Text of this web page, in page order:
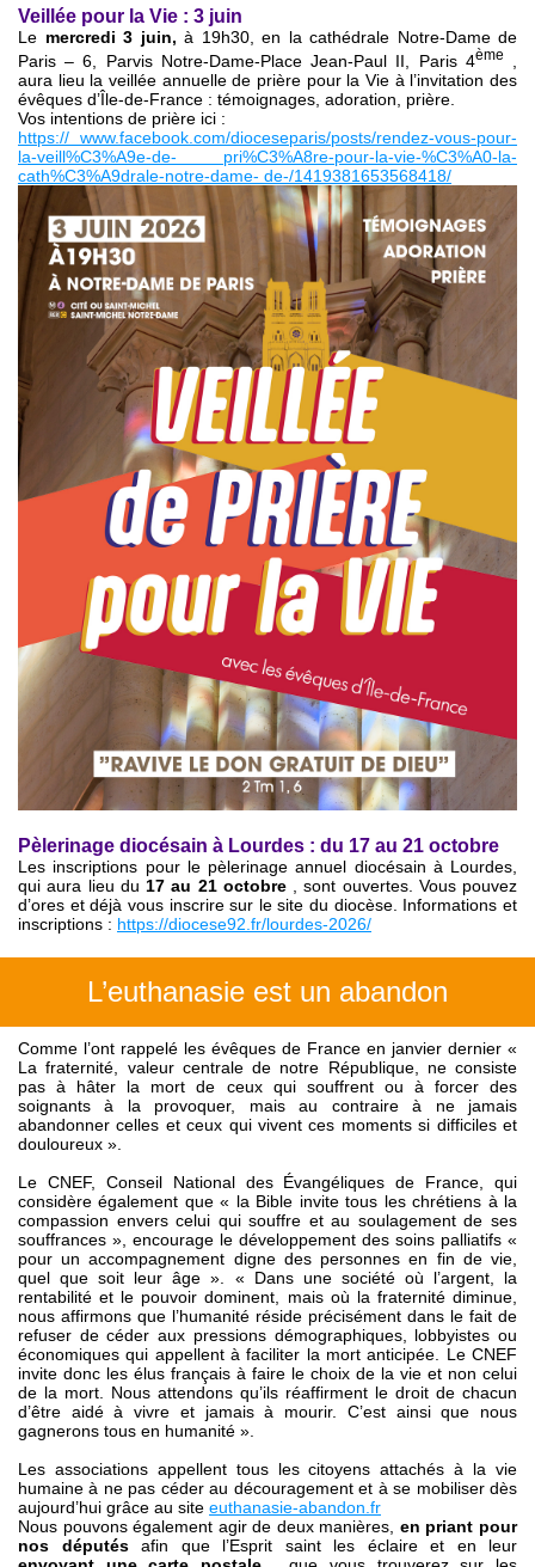
Veillée pour la Vie : 3 juin
Le mercredi 3 juin, à 19h30, en la cathédrale Notre-Dame de
Paris – 6, Parvis Notre-Dame-Place Jean-Paul II, Paris 4ème
aura lieu la veillée annuelle de prière pour la Vie à l’invitation des
évêques d’Île-de-France : témoignages, adoration, prière.
Vos intentions de prière ici :
https:// www.facebook.com/dioceseparis/posts/rendez-vous-pour-
la-veill%C3%A9e-de- pri%C3%A8re-pour-la-vie-%C3%A0-la-
cath%C3%A9drale-notre-dame- de-/1419381653568418/
Pèlerinage diocésain à Lourdes : du 17 au 21 octobre
Les inscriptions pour le pèlerinage annuel diocésain à Lourdes,
qui aura lieu du 17 au 21 octobre, sont ouvertes. Vous pouvez
d’ores et déjà vous inscrire sur le site du diocèse. Informations et
inscriptions : https://diocese92.fr/lourdes-2026/
L’euthanasie est un abandon
Comme l’ont rappelé les évêques de France en janvier dernier «
La fraternité, valeur centrale de notre République, ne consiste
pas à hâter la mort de ceux qui souffrent ou à forcer des
soignants à la provoquer, mais au contraire à ne jamais
abandonner celles et ceux qui vivent ces moments si difficiles et
douloureux ».
Le CNEF, Conseil National des Évangéliques de France, qui
considère également que « la Bible invite tous les chrétiens à la
compassion envers celui qui souffre et au soulagement de ses
souffrances », encourage le développement des soins palliatifs «
pour un accompagnement digne des personnes en fin de vie,
quel que soit leur âge ». « Dans une société où l’argent, la
rentabilité et le pouvoir dominent, mais où la fraternité diminue,
nous affirmons que l’humanité réside précisément dans le fait de
refuser de céder aux pressions démographiques, lobbyistes ou
économiques qui appellent à faciliter la mort anticipée. Le CNEF
invite donc les élus français à faire le choix de la vie et non celui
de la mort. Nous attendons qu’ils réaffirment le droit de chacun
d’être aidé à vivre et jamais à mourir. C’est ainsi que nous
gagnerons tous en humanité ».
Les associations appellent tous les citoyens attachés à la vie
humaine à ne pas céder au découragement et à se mobiliser dès
aujourd’hui grâce au site euthanasie-abandon.fr
Nous pouvons également agir de deux manières, en priant pour
nos députésafin que l’Esprit saint les éclaire et en leur